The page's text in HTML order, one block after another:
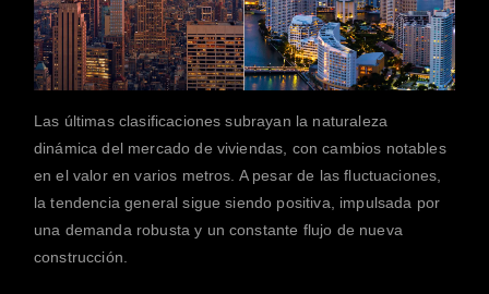
Las últimas clasificaciones subrayan la naturaleza
dinámica del mercado de viviendas, con cambios notables
en el valor en varios metros. A pesar de las fluctuaciones,
la tendencia general sigue siendo positiva, impulsada por
una demanda robusta y un constante flujo de nueva
construcción.